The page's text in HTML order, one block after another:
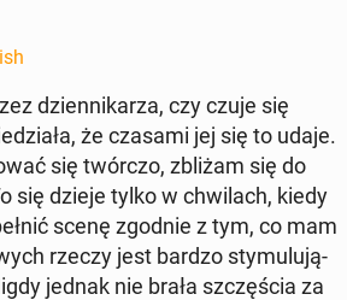
dzi­en­nikarza, czy czuje się
że czasami jej się to udaje.
się twórczo, zbliżam się do
się dzieje tylko w chwilach, kiedy
scenę zgodnie z tym, co mam
rzeczy jest bardzo sty­mu­lu­ją­
jednak nie brała szczęś­cia za